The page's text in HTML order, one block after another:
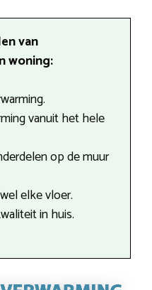
van
woning:
vanuit het hele
op de muur
elke vloer.
in huis.